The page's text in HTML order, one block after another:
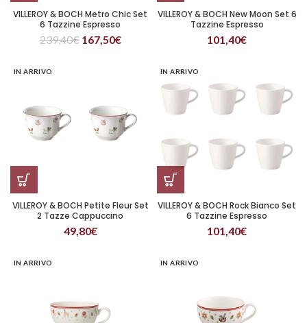
VILLEROY & BOCH Metro Chic Set
6 Tazzine Espresso
239,40€ 167,50€
VILLEROY & BOCH New Moon Set 6
Tazzine Espresso
101,40€
IN ARRIVO
VILLEROY & BOCH Petite Fleur Set
2 Tazze Cappuccino
49,80€
IN ARRIVO
VILLEROY & BOCH Rock Bianco Set
6 Tazzine Espresso
101,40€
IN ARRIVO IN ARRIVO